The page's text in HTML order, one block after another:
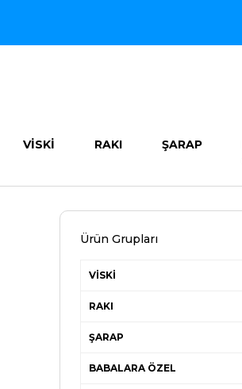
VİSKİ RAKI ŞARAP
Ürün Grupları
VİSKİ
RAKI
ŞARAP
BABALARA ÖZEL